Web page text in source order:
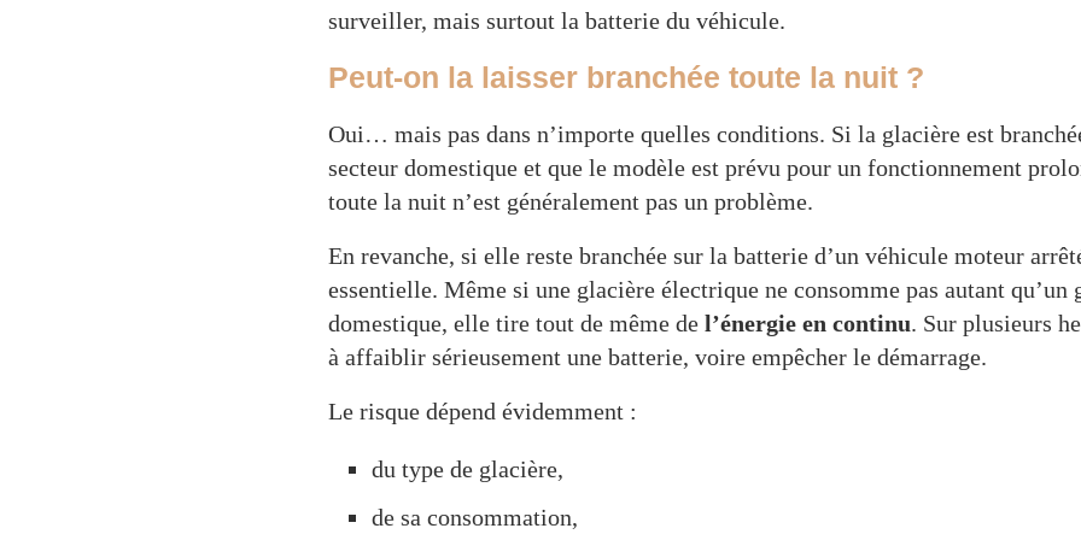
surveiller, mais surtout la batterie du véhicule.
Peut-on la laisser branchée toute la nuit ?
Oui… mais pas dans n’importe quelles conditions. Si la glacière est
secteur domestique et que le modèle est prévu pour un fonctionnement
toute la nuit n’est généralement pas un problème.
En revanche, si elle reste branchée sur la batterie d’un véhicule moteur
essentielle. Même si une glacière électrique ne consomme pas autant qu’un
domestique, elle tire tout de même de l’énergie en continu. Sur plusieurs
à affaiblir sérieusement une batterie, voire empêcher le démarrage.
Le risque dépend évidemment :
du type de glacière,
de sa consommation,